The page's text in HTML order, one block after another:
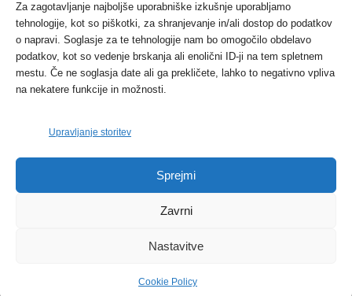
Za zagotavljanje najboljše uporabniške izkušnje uporabljamo
tehnologije, kot so piškotki, za shranjevanje in/ali dostop do podatkov
o napravi. Soglasje za te tehnologije nam bo omogočilo obdelavo
podatkov, kot so vedenje brskanja ali enolični ID-ji na tem spletnem
mestu. Če ne soglasja date ali ga prekličete, lahko to negativno vpliva
na nekatere funkcije in možnosti.
Upravljanje storitev
Sprejmi
Zavrni
Nastavitve
Cookie Policy
Protest proti vetrnim elektrarnam na Ojstrici, v
svetu pa vedno bolj...
Dogodki 12. maja, 2017
Tožilstvo v Celovcu v korist elektrarnam
Verbund
FOTO: Razstava cvetličarskega mojstra Andreja
Dogodki 27. novembra, 2017
© 2026 | eKoroška.si